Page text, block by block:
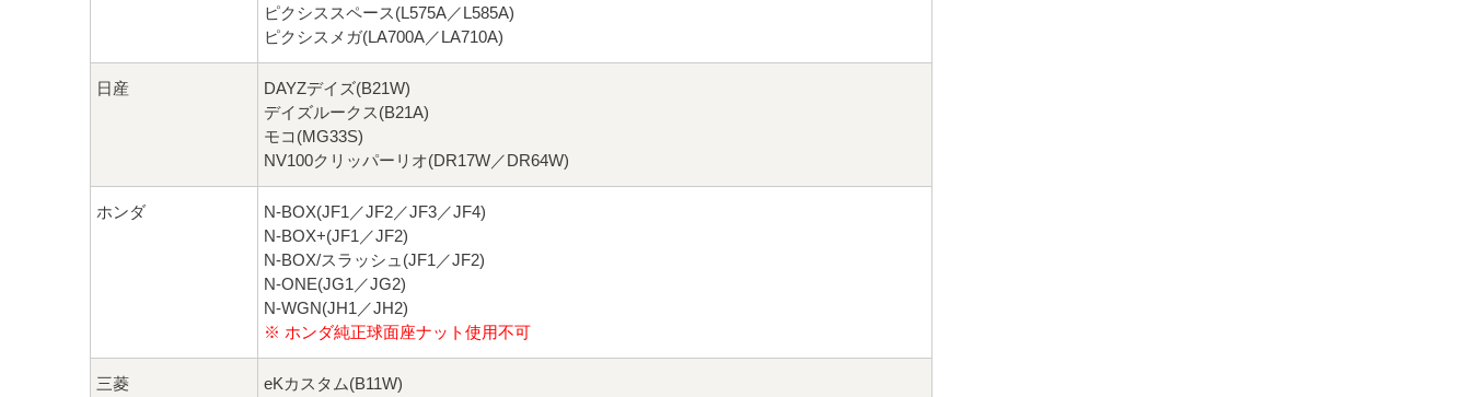
ピクシススペース(L575A／L585A)
ピクシスメガ(LA700A／LA710A)
日産
DAYZデイズ(B21W)
デイズルークス(B21A)
モコ(MG33S)
NV100クリッパーリオ(DR17W／DR64W)
ホンダ
N-BOX(JF1／JF2／JF3／JF4)
N-BOX+(JF1／JF2)
N-BOX/スラッシュ(JF1／JF2)
N-ONE(JG1／JG2)
N-WGN(JH1／JH2)
※ ホンダ純正球面座ナット使用不可
三菱
eKカスタム(B11W)